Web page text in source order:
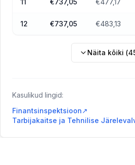
11 €737,05 €477,17
12 €737,05 €483,13
Näita kõiki (
Kasulikud lingid:
Finantsinspektsioon↗
Tarbijakaitse ja Tehnilise